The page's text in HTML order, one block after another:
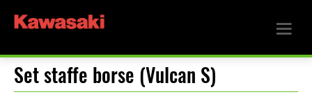
Set staffe borse (Vulcan S)